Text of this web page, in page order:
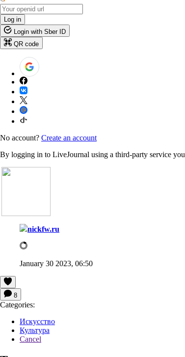
Log in
Login with Sber ID
QR code
No account? Create an account
By logging in to LiveJournal using a third-party service
nickfw.ru
January 30 2023, 06:50
8
Categories:
Искусство
Культура
Cancel